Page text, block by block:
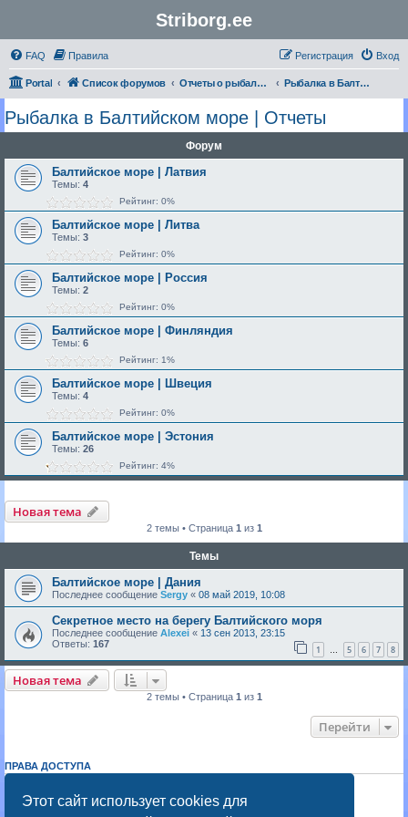
Этот сайт использует cookies для
Striborg.ee
FAQ Правила Вход
Регистрация
Portal Список форумов Отчеты о рыбалке и не только Рыбалка в Балтийском море | Отчеты
Рыбалка в Балтийском море | Отчеты
Форум
Балтийское море | Латвия
Темы: 4
Рейтинг: 0%
Балтийское море | Литва
Темы: 3
Рейтинг: 0%
Балтийское море | Россия
Темы: 2
Рейтинг: 0%
Балтийское море | Финляндия
Темы: 6
Рейтинг: 1%
Балтийское море | Швеция
Темы: 4
Рейтинг: 0%
Балтийское море | Эстония
Темы: 26
Рейтинг: 4%
Новая тема
2 темы • Страница 1 из 1
Темы
Балтийское море | Дания
Последнее сообщение Sergy « 08 май 2019, 10:08
Секретное место на берегу Балтийского моря
Последнее сообщение Alexei « 13 сен 2013, 23:15
Ответы: 167 1 … 5 6 7 8
Новая тема
2 темы • Страница 1 из 1
Перейти
ПРАВА ДОСТУПА
не можете отвечать на сообщения
не можетередактировать свои сообщения